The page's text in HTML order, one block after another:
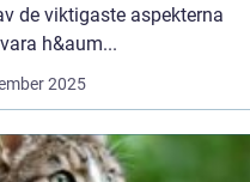
de viktigaste aspekterna
h&aum...
2025